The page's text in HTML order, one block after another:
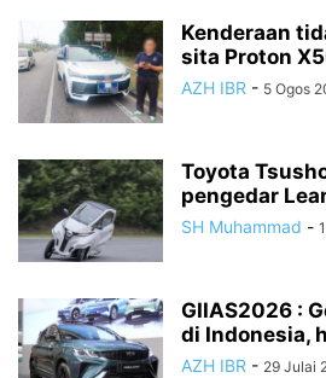
Kenderaan
sita Proton
AZH IBR - 5 Ogos
Toyota
pengedar
SH Muhammad -
GIIAS2026 :
di Indonesia,
AZH IBR - 29 Julai